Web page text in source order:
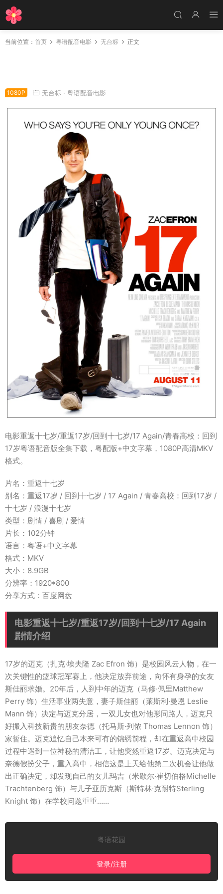
当前位置： 首页 粤语配音电影 无台标 正文
1080P 无台标 · 粤语配音电影
电影重返十七岁/重返17岁/回到十七岁/17 Again/青春高校：回到
17岁粤语配音版全集下载，粤配版+中文字幕，1080P高清MKV
格式。
片名：重返十七岁
别名：重返17岁 / 回到十七岁 / 17 Again / 青春高校：回到17岁 /
十七岁 / 浪漫十七岁
类型：剧情 / 喜剧 / 爱情
片长：102分钟
语言：粤语+中文字幕
格式：MKV
大小：8.9GB
分辨率：1920*800
分享方式：百度网盘
电影重返十七岁/重返17岁/回到十七岁/17 Again
剧情介绍
17岁的迈克（扎克·埃夫隆 Zac Efron 饰）是校园风云人物，在一
次关键性的篮球冠军赛上，他决定放弃前途，向怀有身孕的女友
斯佳丽求婚。20年后，人到中年的迈克（马修·佩里Matthew
Perry 饰）生活事业两失意，妻子斯佳丽（莱斯利·曼恩 Leslie
Mann 饰）决定与迈克分居，一双儿女也对他形同路人，迈克只
好搬入科技新贵的朋友奈德（托马斯·列侬 Thomas Lennon 饰）
家暂住。迈克追忆自己本来可有的锦绣前程，却在重返高中校园
过程中遇到一位神秘的清洁工，让他突然重返17岁。迈克决定与
奈德假扮父子，重入高中，相信这是上天给他第二次机会让他做
出正确决定，却发现自己的女儿玛吉（米歇尔·崔切伯格Michelle
Trachtenberg 饰）与儿子亚历克斯（斯特林·克耐特Sterling
Knight 饰）在学校问题重重……
粤语花园
登录/注册